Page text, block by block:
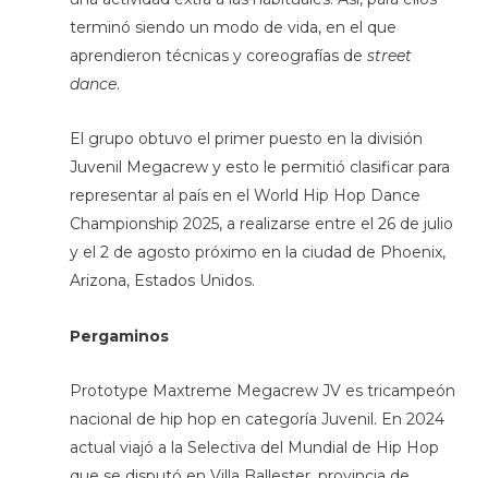
terminó siendo un modo de vida, en el que
aprendieron técnicas y coreografías de street
dance.
El grupo obtuvo el primer puesto en la división
Juvenil Megacrew y esto le permitió clasificar para
representar al país en el World Hip Hop Dance
Championship 2025, a realizarse entre el 26 de julio
y el 2 de agosto próximo en la ciudad de Phoenix,
Arizona, Estados Unidos.
Pergaminos
Prototype Maxtreme Megacrew JV es tricampeón
nacional de hip hop en categoría Juvenil. En 2024
actual viajó a la Selectiva del Mundial de Hip Hop